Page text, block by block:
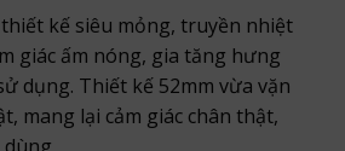
kế siêu mỏng, truyền nhiệt
giác ấm nóng, gia tăng hưng
dụng. Thiết kế 52mm vừa vặn
mang lại cảm giác chân thật,